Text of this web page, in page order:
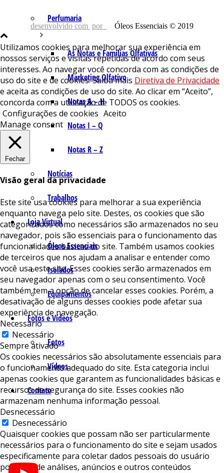
Perfumaria
As Notas e Famílias Olfativas
Marketing Olfativo
Notas A – H
Notas I – Q
Notas R – Z
Notícias
Trabalhos
Loja Virtual
Óleos Essenciais
Isolados
Equipamentos
Fotos e Vídeos
Fotos
Vídeos
Contato
desenvolvido com por Óleos Essenciais © 2019
Utilizamos cookies para melhorar sua experiência em
nossos serviços e visitas repetidas de acordo com seus
interesses. Ao navegar você concorda com as condições de
uso do site e de cookies. Saiba mais Diretiva de Privacidade
e aceita as condições de uso do site. Ao clicar em “Aceito”,
concorda com a utilização de TODOS os cookies.
Configurações de cookies Aceito
Manage consent
Fechar
Visão geral da privacidade
Este site usa cookies para melhorar a sua experiência
enquanto navega pelo site. Destes, os cookies que são
categorizados como necessários são armazenados no seu
navegador, pois são essenciais para o funcionamento das
funcionalidades básicas do site. Também usamos cookies
de terceiros que nos ajudam a analisar e entender como
você usa este site. Esses cookies serão armazenados em
seu navegador apenas com o seu consentimento. Você
também tem a opção de cancelar esses cookies. Porém, a
desativação de alguns desses cookies pode afetar sua
experiência de navegação.
Necessário
Necessário
Sempre ativado
Os cookies necessários são absolutamente essenciais para
o funcionamento adequado do site. Esta categoria inclui
apenas cookies que garantem as funcionalidades básicas e
recursos de segurança do site. Esses cookies não
armazenam nenhuma informação pessoal.
Desnecessário
Desnecessário
Quaisquer cookies que possam não ser particularmente
necessários para o funcionamento do site e sejam usados ​​
especificamente para coletar dados pessoais do usuário
por meio de análises, anúncios e outros conteúdos